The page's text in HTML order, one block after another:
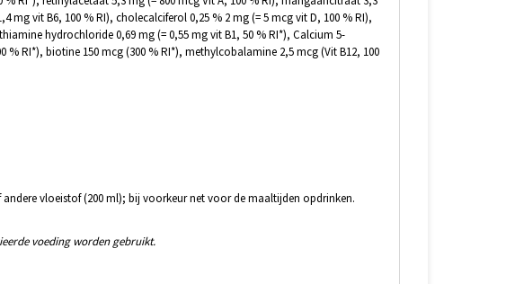
mg vit B6, 100 % RI), cholecalciferol 0,25 % 2 mg (= 5 mcg vit D, 100 % RI),
hydrochloride 0,69 mg (= 0,55 mg vit B1, 50 % RI*), Calcium 5-
RI*), biotine 150 mcg (300 % RI*), methylcobalamine 2,5 mcg (Vit B12, 100
vloeistof (200 ml); bij voorkeur net voor de maaltijden opdrinken.
voeding worden gebruikt.